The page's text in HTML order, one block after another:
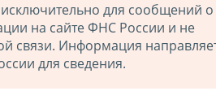
для сообщений о
на сайте ФНС России и не
связи. Информация
для сведения.